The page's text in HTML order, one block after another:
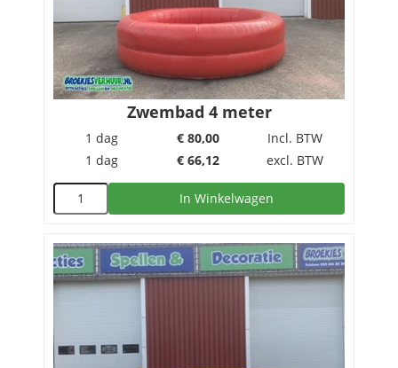
Zwembad 4 meter
1 dag € 80,00
Incl. BTW
1 dag
€ 66,12 excl. BTW
In Winkelwagen